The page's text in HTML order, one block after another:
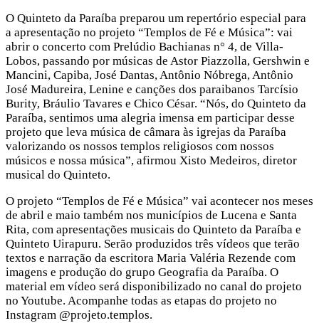
O Quinteto da Paraíba preparou um repertório especial para
a apresentação no projeto “Templos de Fé e Música”: vai
abrir o concerto com Prelúdio Bachianas n° 4, de Villa-
Lobos, passando por músicas de Astor Piazzolla, Gershwin e
Mancini, Capiba, José Dantas, Antônio Nóbrega, Antônio
José Madureira, Lenine e canções dos paraibanos Tarcísio
Burity, Bráulio Tavares e Chico César. “Nós, do Quinteto da
Paraíba, sentimos uma alegria imensa em participar desse
projeto que leva música de câmara às igrejas da Paraíba
valorizando os nossos templos religiosos com nossos
músicos e nossa música”, afirmou Xisto Medeiros, diretor
musical do Quinteto.
O projeto “Templos de Fé e Música” vai acontecer nos meses
de abril e maio também nos municípios de Lucena e Santa
Rita, com apresentações musicais do Quinteto da Paraíba e
Quinteto Uirapuru. Serão produzidos três vídeos que terão
textos e narração da escritora Maria Valéria Rezende com
imagens e produção do grupo Geografia da Paraíba. O
material em vídeo será disponibilizado no canal do projeto
no Youtube. Acompanhe todas as etapas do projeto no
Instagram @projeto.templos.